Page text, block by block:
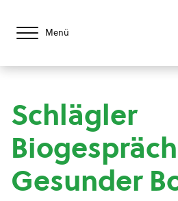
Menü
Schlägler
Gesunder